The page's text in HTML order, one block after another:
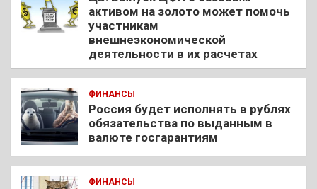
активом на золото может помочь
участникам
внешнеэкономической
деятельности в их расчетах
ФИНАНСЫ
Россия будет исполнять в рублях
обязательства по выданным в
валюте госгарантиям
ФИНАНСЫ